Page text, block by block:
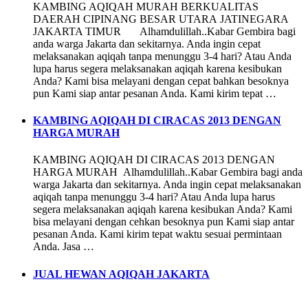
KAMBING AQIQAH MURAH BERKUALITAS
DAERAH CIPINANG BESAR UTARA JATINEGARA
JAKARTA TIMUR Alhamdulillah..Kabar Gembira bagi
anda warga Jakarta dan sekitarnya. Anda ingin cepat
melaksanakan aqiqah tanpa menunggu 3-4 hari? Atau Anda
lupa harus segera melaksanakan aqiqah karena kesibukan
Anda? Kami bisa melayani dengan cepat bahkan besoknya
pun Kami siap antar pesanan Anda. Kami kirim tepat …
KAMBING AQIQAH DI CIRACAS 2013 DENGAN
HARGA MURAH
KAMBING AQIQAH DI CIRACAS 2013 DENGAN
HARGA MURAH Alhamdulillah..Kabar Gembira bagi anda
warga Jakarta dan sekitarnya. Anda ingin cepat melaksanakan
aqiqah tanpa menunggu 3-4 hari? Atau Anda lupa harus
segera melaksanakan aqiqah karena kesibukan Anda? Kami
bisa melayani dengan cehkan besoknya pun Kami siap antar
pesanan Anda. Kami kirim tepat waktu sesuai permintaan
Anda. Jasa …
JUAL HEWAN AQIQAH JAKARTA